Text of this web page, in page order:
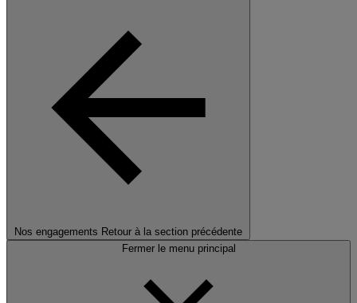
Nos engagements Retour à la section précédente
Fermer le menu principal